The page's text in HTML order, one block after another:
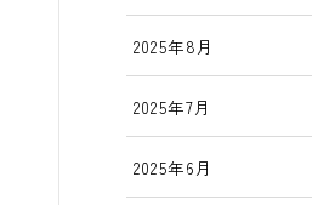
2025年8月
2025年7月
2025年6月